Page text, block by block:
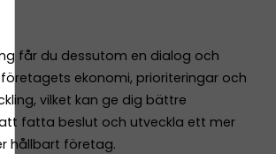
får du dessutom en dialog och
ekonomi, prioriteringar och
vilket kan ge dig bättre
fatta beslut och utveckla ett mer
hållbart företag.